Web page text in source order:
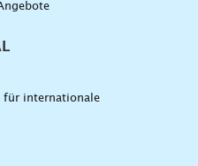
für internationale